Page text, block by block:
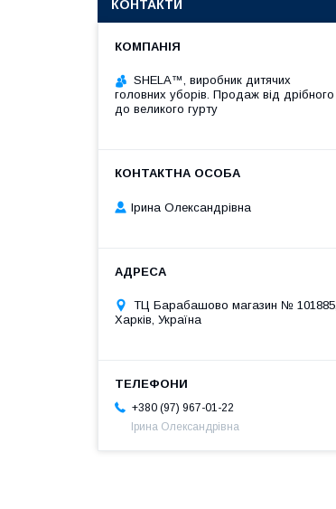
КОНТАКТИ
SHELA™, виробник дитячих
головних уборів. Продаж від дрібного
до великого гурту
Ірина Олександрівна
ТЦ Барабашово магазин № 101885,
Харків, Україна
+380 (97) 967-01-22
Ірина Олександрівна